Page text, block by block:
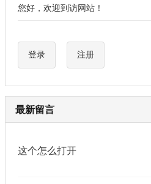
您好，欢迎到访网站！
登录 注册
最新留言
这个怎么打开